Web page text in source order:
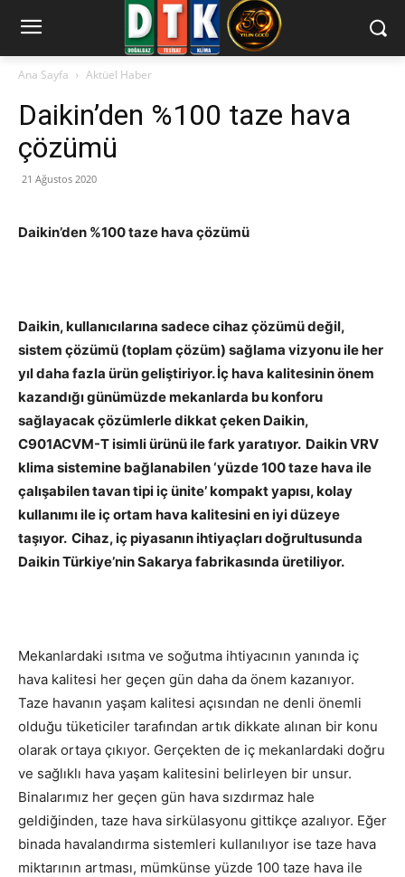
Ana Sayfa Aktüel Haber
Daikin’den %100 taze hava
çözümü
21 Ağustos 2020
Daikin’den %100 taze hava çözümü
Daikin, kullanıcılarına sadece cihaz çözümü değil,
sistem çözümü (toplam çözüm) sağlama vizyonu ile her
yıl daha fazla ürün geliştiriyor. İç hava kalitesinin önem
kazandığı günümüzde mekanlarda bu konforu
sağlayacak çözümlerle dikkat çeken Daikin,
C901ACVM-T isimli ürünü ile fark yaratıyor. Daikin VRV
klima sistemine bağlanabilen ‘yüzde 100 taze hava ile
çalışabilen tavan tipi iç ünite’ kompakt yapısı, kolay
kullanımı ile iç ortam hava kalitesini en iyi düzeye
taşıyor. Cihaz, iç piyasanın ihtiyaçları doğrultusunda
Daikin Türkiye’nin Sakarya fabrikasında üretiliyor.
Mekanlardaki ısıtma ve soğutma ihtiyacının yanında iç
hava kalitesi her geçen gün daha da önem kazanıyor.
Taze havanın yaşam kalitesi açısından ne denli önemli
olduğu tüketiciler tarafından artık dikkate alınan bir konu
olarak ortaya çıkıyor. Gerçekten de iç mekanlardaki doğru
ve sağlıklı hava yaşam kalitesini belirleyen bir unsur.
Binalarımız her geçen gün hava sızdırmaz hale
geldiğinden, taze hava sirkülasyonu gittikçe azalıyor. Eğer
binada havalandırma sistemleri kullanılıyor ise taze hava
miktarının artması, mümkünse yüzde 100 taze hava ile